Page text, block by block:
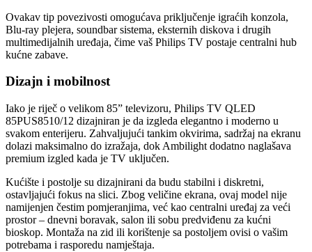
Ovakav tip povezivosti omogućava priključenje igraćih konzola,
Blu-ray plejera, soundbar sistema, eksternih diskova i drugih
multimedijalnih uređaja, čime vaš Philips TV postaje centralni hub
kućne zabave.
Dizajn i mobilnost
Iako je riječ o velikom 85” televizoru, Philips TV QLED
85PUS8510/12 dizajniran je da izgleda elegantno i moderno u
svakom enterijeru. Zahvaljujući tankim okvirima, sadržaj na ekranu
dolazi maksimalno do izražaja, dok Ambilight dodatno naglašava
premium izgled kada je TV uključen.
Kućište i postolje su dizajnirani da budu stabilni i diskretni,
ostavljajući fokus na slici. Zbog veličine ekrana, ovaj model nije
namijenjen čestim pomjeranjima, već kao centralni uređaj za veći
prostor – dnevni boravak, salon ili sobu predviđenu za kućni
bioskop. Montaža na zid ili korištenje sa postoljem ovisi o vašim
potrebama i rasporedu namještaja.